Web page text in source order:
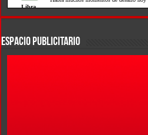
ESPACIO PUBLICITARIO